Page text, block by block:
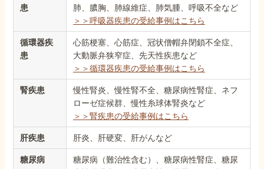
患
肺、膿胸、肺線維症、肺気腫、呼吸不全など
＞＞呼吸器疾患の受給事例はこちら
循環器疾
患
心筋梗塞、心筋症、冠状僧帽弁閉鎖不全症、
大動脈弁狭窄症、先天性疾患など
＞＞循環器疾患の受給事例はこちら
腎疾患
慢性腎炎、慢性腎不全、糖尿病性腎症、ネフ
ローゼ症候群、慢性糸球体腎炎など
＞＞腎疾患の受給事例はこちら
肝疾患 肝炎、肝硬変、肝がんなど
糖尿病
糖尿病（難治性含む）、糖尿病性腎症、糖尿